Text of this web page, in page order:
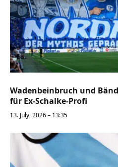
Wadenbeinbruch und
für Ex-Schalke-Profi
13. July, 2026 – 13:35